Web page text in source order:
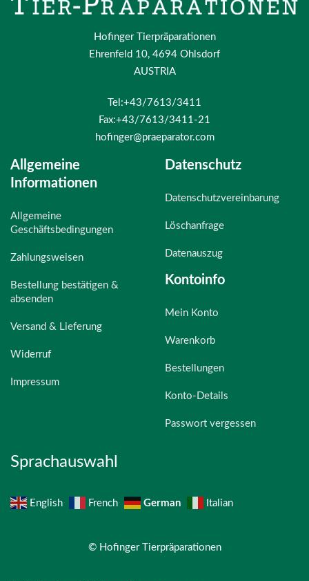
Hofinger Tierpräparationen
Ehrenfeld 10, 4694 Ohlsdorf
AUSTRIA
Tel:+43/7613/3411
Fax:+43/7613/3411-21
hofinger@praeparator.com
Allgemeine
Informationen
Allgemeine
Geschäftsbedingungen
Zahlungsweisen
Bestellung bestätigen &
absenden
Versand & Lieferung
Widerruf
Impressum
Datenschutz
Datenschutzvereinbarung
Löschanfrage
Datenauszug
Kontoinfo
Mein Konto
Warenkorb
Bestellungen
Konto-Details
Passwort vergessen
Sprachauswahl
English French German Italian
© Hofinger Tierpräparationen